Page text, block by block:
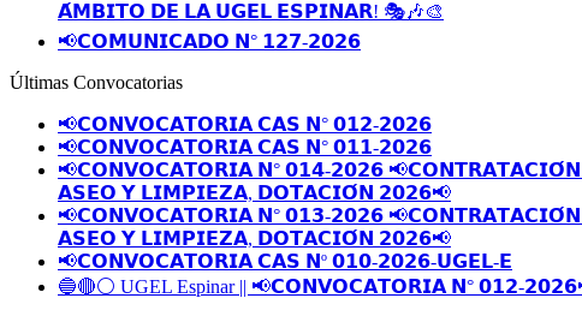
𝗔́𝗠𝗕𝗜𝗧𝗢 𝗗𝗘 𝗟𝗔 𝗨𝗚𝗘𝗟 𝗘𝗦𝗣𝗜𝗡𝗔𝗥! 🎭🎶🎨
📢𝗖𝗢𝗠𝗨𝗡𝗜𝗖𝗔𝗗𝗢 𝗡° 𝟭𝟮𝟳-𝟮𝟬𝟮𝟲
Últimas Convocatorias
📢𝗖𝗢𝗡𝗩𝗢𝗖𝗔𝗧𝗢𝗥𝗜𝗔 𝗖𝗔𝗦 𝗡° 𝟬𝟭𝟮-𝟮𝟬𝟮𝟲
📢𝗖𝗢𝗡𝗩𝗢𝗖𝗔𝗧𝗢𝗥𝗜𝗔 𝗖𝗔𝗦 𝗡° 𝟬𝟭𝟭-𝟮𝟬𝟮𝟲
📢𝗖𝗢𝗡𝗩𝗢𝗖𝗔𝗧𝗢𝗥𝗜𝗔 𝗡° 𝟬𝟭𝟰-𝟮𝟬𝟮𝟲
𝗔𝗦𝗘𝗢 𝗬 𝗟𝗜𝗠𝗣𝗜𝗘𝗭𝗔, 𝗗𝗢𝗧𝗔𝗖𝗜𝗢́𝗡 𝟮𝟬𝟮𝟲📢
📢𝗖𝗢𝗡𝗩𝗢𝗖𝗔𝗧𝗢𝗥𝗜𝗔 𝗡° 𝟬𝟭𝟯-𝟮𝟬𝟮𝟲
𝗔𝗦𝗘𝗢 𝗬 𝗟𝗜𝗠𝗣𝗜𝗘𝗭𝗔, 𝗗𝗢𝗧𝗔𝗖𝗜𝗢́𝗡 𝟮𝟬𝟮𝟲📢
📢𝗖𝗢𝗡𝗩𝗢𝗖𝗔𝗧𝗢𝗥𝗜𝗔 𝗖𝗔𝗦 𝗡º 𝟬𝟭𝟬-𝟮𝟬𝟮𝟲-𝗨𝗚𝗘𝗟-𝗘
🔵🔴⚪️ UGEL Espinar || 📢𝗖𝗢𝗡𝗩𝗢𝗖𝗔𝗧𝗢𝗥𝗜𝗔 𝗡° 𝟬𝟭𝟮-